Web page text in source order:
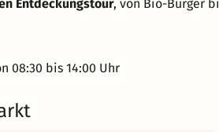
Entdeckungstour, von Bio-Burger
08:30 bis 14:00 Uhr